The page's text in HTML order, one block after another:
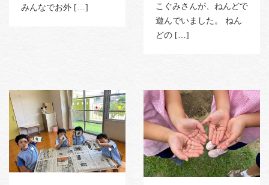
みんなでお外 […]
こぐみさんが、ねんどで
遊んでいました。 ねん
どの […]